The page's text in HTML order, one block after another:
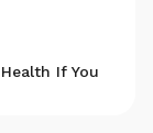
If You